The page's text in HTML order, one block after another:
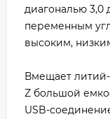
диагональю
переменным
высоким,
Вмещает
Z большой
USB-